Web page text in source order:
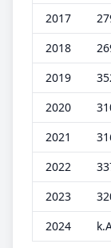
2017
2018
2019
2020
2021
2022
2023
2024